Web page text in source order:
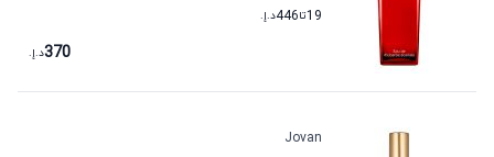
19تا446د.إ.
370د.إ.
Jovan